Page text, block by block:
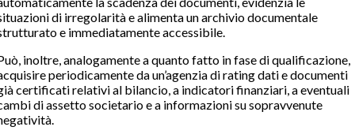
di irregolarità e alimenta un archivio documentale
e immediatamente accessibile.
inoltre, analogamente a quanto fatto in fase di qualificazione,
periodicamente da un’agenzia di rating dati e documenti
certificati relativi al bilancio, a indicatori finanziari, a eventuali
di assetto societario e a informazioni su sopravvenute